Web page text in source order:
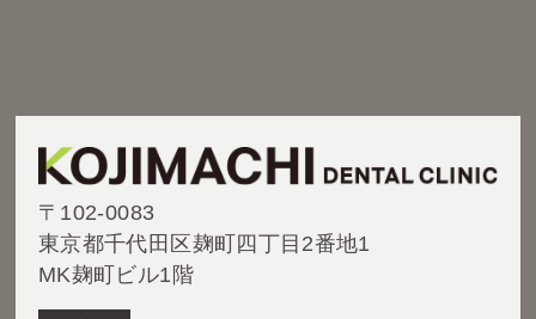
〒102-0083
東京都千代田区麹町四丁目2番地1
MK麹町ビル1階